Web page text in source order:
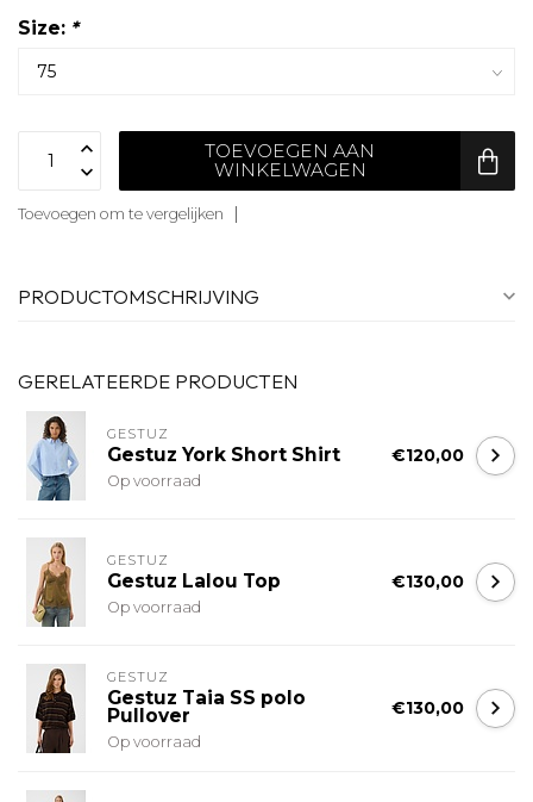
Size: *
TOEVOEGEN AAN
WINKELWAGEN
Toevoegen om te vergelijken
PRODUCTOMSCHRIJVING
GERELATEERDE PRODUCTEN
GESTUZ
Gestuz York Short Shirt
Op voorraad
€120,00
GESTUZ
Gestuz Lalou Top
Op voorraad
€130,00
GESTUZ
Gestuz Taia SS polo
Pullover
Op voorraad
€130,00